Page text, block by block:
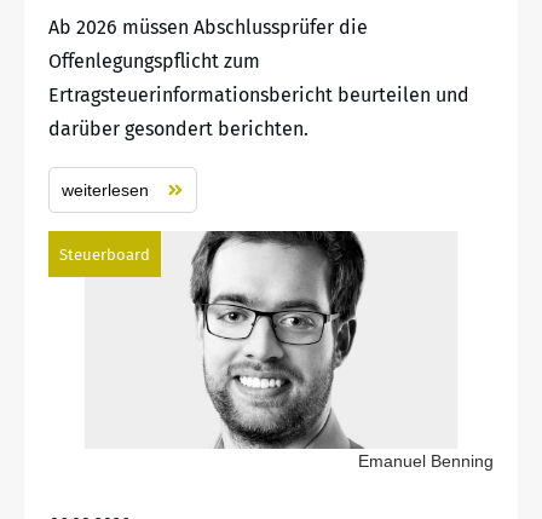
Ab 2026 müssen Abschlussprüfer die
Offenlegungspflicht zum
Ertragsteuerinformationsbericht beurteilen und
darüber gesondert berichten.
weiterlesen
Steuerboard
Emanuel Benning